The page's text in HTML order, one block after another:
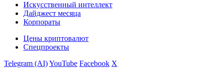
Искусственный интеллект
Дайджест месяца
Корпораты
Цены криптовалют
Спецпроекты
Telegram (AI)YouTube Facebook X